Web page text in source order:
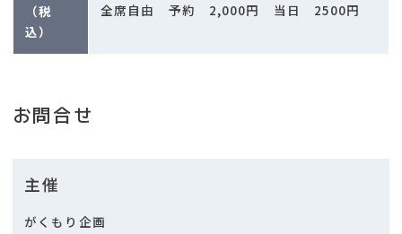
（税
込）
全席自由 予約 2,000円 当日 2500円
お問合せ
主催
がくもり企画